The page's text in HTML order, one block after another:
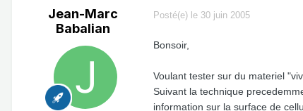
Jean-Marc
Babalian
Posté(e) le 30 juin 2005
Bonsoir,
Voulant tester sur du materiel
Suivant la technique
information sur la surface de